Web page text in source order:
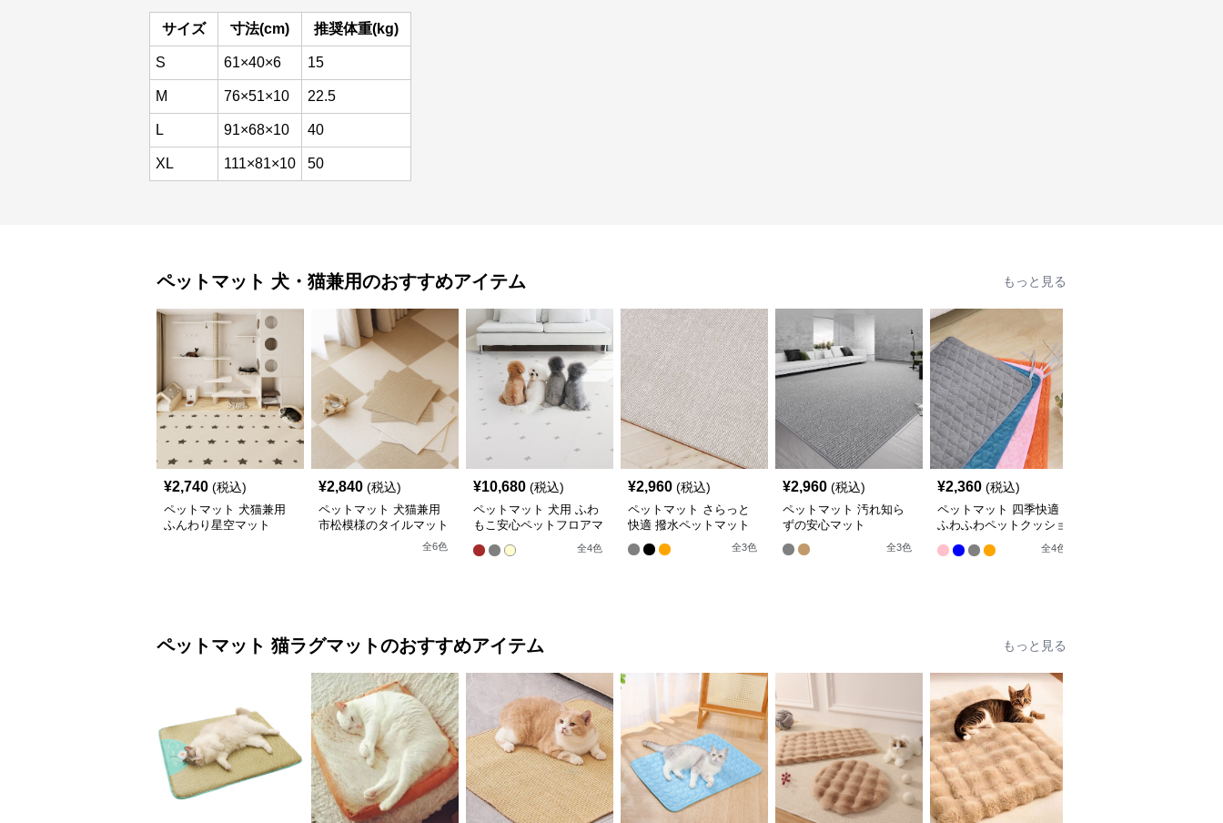
サイズ 寸法(cm) 推奨体重(kg)
S 61×40×6 15
M 76×51×10 22.5
L 91×68×10 40
XL 111×81×10 50
¥2,740 (税込)
ペットマット 犬猫兼用
ふんわり星空マット
¥2,840 (税込)
ペットマット 犬猫兼用
市松模様のタイルマット
全6 色
¥10,680 (税込)
ペットマット 犬用 ふわ
もこ安心ペットフロアマ
ット
全 色
¥2,960 (税込)
ペットマット さらっと
快適 撥水ペットマット
全 3
¥2,960 (税込)
ペットマット 汚れ知ら
ずの安心マット
¥2,360 (税込)
ペットマット 四季快適
ふわふわペットクッショ
ン
全4 色